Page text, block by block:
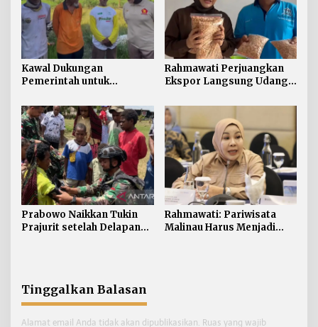
Kawal Dukungan
Pemerintah untuk
Rahmawati Serap Aspirasi
Petani di Desa Gunung
Putih
Rahmawati Perjuangkan
Ekspor Langsung Udang
Prabowo Naikkan Tukin
Prajurit setelah Delapan
Rahmawati: Pariwisata
Malinau Harus Menjadi
Tinggalkan Balasan
Alamat email Anda tidak akan dipublikasikan. Ruas yang wajib